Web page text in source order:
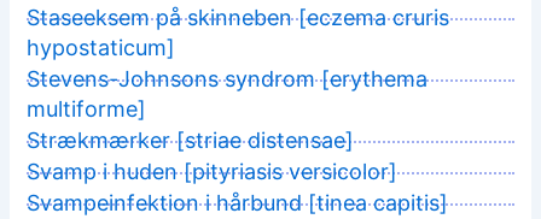
Staseeksem på skinneben [eczema cruris
hypostaticum]
Stevens-Johnsons syndrom [erythema
multiforme]
Strækmærker [striae distensae]
Svamp i huden [pityriasis versicolor]
Svampeinfektion i hårbund [tinea capitis]